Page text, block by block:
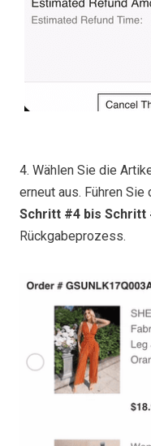
4. Wählen Sie die
erneut aus. Führen
Schritt #4 bis Schritt
Rückgabeprozess.